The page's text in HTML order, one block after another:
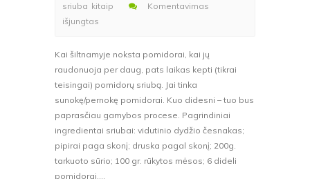
sriuba kitaip
Komentavimas
išjungtas
pomidorų
sriuba
Kai šiltnamyje noksta pomidorai, kai jų
raudonuoja per daug, pats laikas kepti (tikrai
teisingai) pomidorų sriubą. Jai tinka
sunokę/pernokę pomidorai. Kuo didesni – tuo bus
paprasčiau gamybos procese. Pagrindiniai
ingredientai sriubai: vidutinio dydžio česnakas;
pipirai paga skonį; druska pagal skonį; 200g.
tarkuoto sūrio; 100 gr. rūkytos mėsos; 6 dideli
pomidorai….